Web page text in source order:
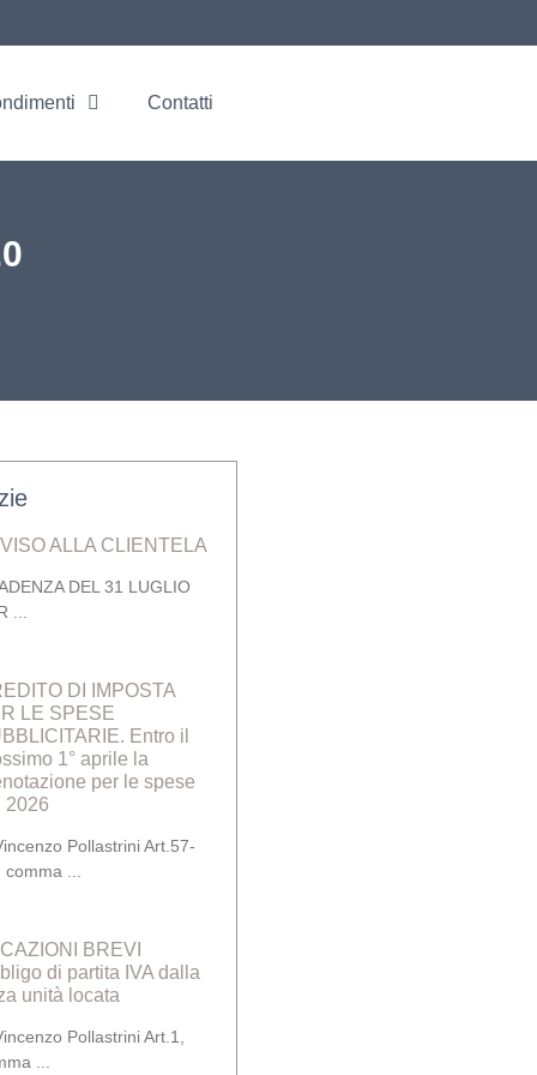
Contatti
ALLA CLIENTELA
DEL 31 LUGLIO
DI IMPOSTA
LE SPESE
Entro il
1° aprile la
per le spese
2026
Pollastrini Art.57-
comma
BREVI
di partita IVA dalla
unità locata
Pollastrini Art.1,